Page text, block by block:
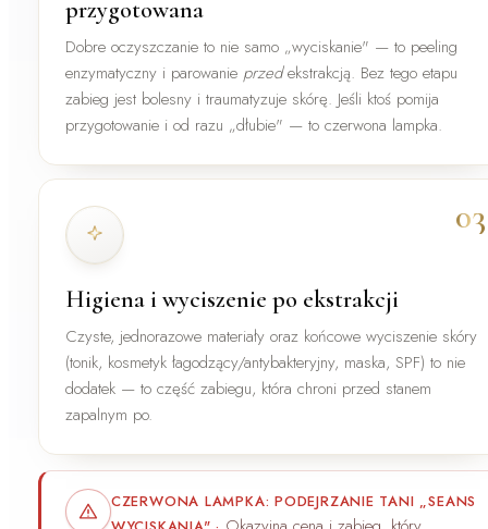
przygotowana
Dobre oczyszczanie to nie samo „wyciskanie" — to peeling
enzymatyczny i parowanie przedekstrakcją. Bez tego etapu
zabieg jest bolesny i traumatyzuje skórę. Jeśli ktoś pomija
przygotowanie i od razu „dłubie" — to czerwona lampka.
03
Higiena i wyciszenie po ekstrakcji
Czyste, jednorazowe materiały oraz końcowe wyciszenie skóry
(tonik, kosmetyk łagodzący/antybakteryjny, maska, SPF) to nie
dodatek — to część zabiegu, która chroni przed stanem
zapalnym po.
CZERWONA LAMPKA: PODEJRZANIE TANI „SEANS